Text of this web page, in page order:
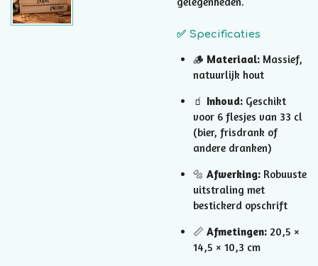
✅ Specificaties
🪵 Materiaal:Massief,
natuurlijk hout
🧃 Inhoud:Geschikt
voor 6 flesjes van 33 cl
(bier, frisdrank of
andere dranken)
🔩 Afwerking:Robuuste
uitstraling met
bestickerd opschrift
📏 Afmetingen:20,5 ×
14,5 × 10,3 cm